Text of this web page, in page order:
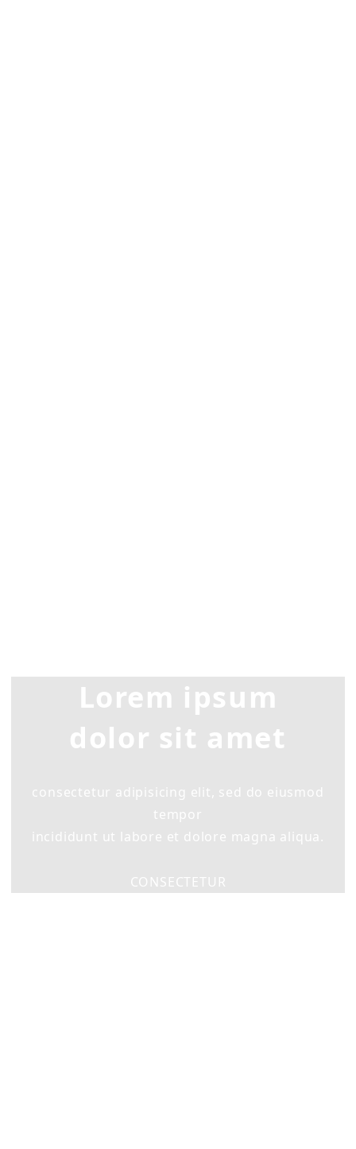
Lorem ipsum
dolor sit amet
consectetur adipisicing elit, sed do eiusmod
tempor
incididunt ut labore et dolore magna aliqua.
CONSECTETUR